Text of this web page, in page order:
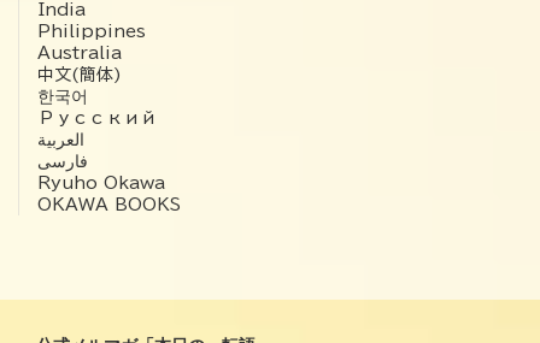
India
Philippines
Australia
中文(簡体)
한국어
Русский
العربية‏
فارسی
Ryuho Okawa
OKAWA BOOKS